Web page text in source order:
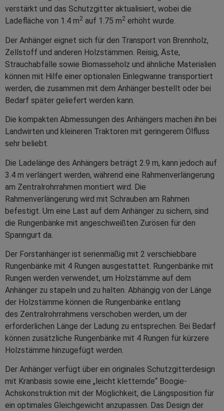
verstärkt und das Schutzgitter aktualisiert, wobei die
Ladefläche von 1.4 m2 auf 1.75 m2 erhöht wurde.
Der Anhänger eignet sich für den Transport von Brennholz,
Zellstoff und anderen Holzstämmen. Reisig, Äste,
Strauchabfälle sowie Biomasseholz und ähnliche Materialien
können mit Hilfe einer optionalen Einlegwanne transportiert
werden, die zusammen mit dem Anhänger bestellt oder bei
Bedarf später geliefert werden kann.
Die kompakten Abmessungen des Anhängers machen ihn bei
Landwirten und kleineren Traktoren mit geringerem Ölfluss
sehr beliebt.
Die Ladelänge des Anhängers beträgt 2.9 m, kann jedoch auf
3.4 m verlängert werden, während eine Rahmenverlängerung
am Zentralrohrrahmen montiert wird. Die
Rahmenverlängerung wird mit Schrauben am Rahmen
befestigt. Um eine Last auf dem Anhänger zu sichern, sind
die Rungenbänke mit angeschweißten Zurösen für den
Spanngurt da.
Der Forstanhänger ist serienmäßig mit 2 verschiebbare
Rungenbänke mit 4 Rungen ausgestattet. Rungenbänke mit
Rungen werden verwendet, um Holzstämme auf dem
Anhänger zu stapeln und zu halten. Abhängig von der Länge
der Holzstämme können die Rungenbänke entlang
des Zentralrohrrahmens verschoben werden, um der
erforderlichen Länge der Ladung zu entsprechen. Bei Bedarf
können zusätzliche Rungenbänke mit 4 Rungen für kürzere
Holzstämme hinzugefügt werden.
Der Anhänger verfügt über ein originales Schutzgitterdesign
mit Kranbasis sowie eine „leicht kletternde“ Boogie-
Achskonstruktion mit der Möglichkeit, die Längsposition für
ein optimales Gleichgewicht anzupassen. Das Design der